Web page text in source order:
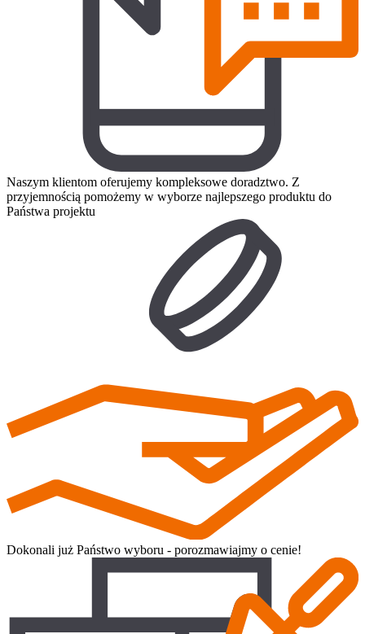
Naszym klientom oferujemy kompleksowe doradztwo. Z
przyjemnością pomożemy w wyborze najlepszego produktu do
Państwa projektu
Dokonali już Państwo wyboru - porozmawiajmy o cenie!